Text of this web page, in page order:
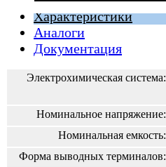
Характеристики
Аналоги
Документация
Электрохимическая система:
Номинальное напряжение:
Номинальная емкость:
Форма выводных терминалов: